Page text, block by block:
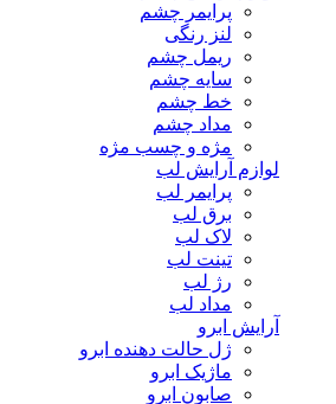
پرایمر چشم
لنز رنگی
ریمل چشم
سایه چشم
خط چشم
مداد چشم
مژه و چسب مژه
لوازم آرایش لب
پرایمر لب
برق لب
لاک لب
تینت لب
رژ لب
مداد لب
آرایش ابرو
ژل حالت دهنده ابرو
ماژیک ابرو
صابون ابرو